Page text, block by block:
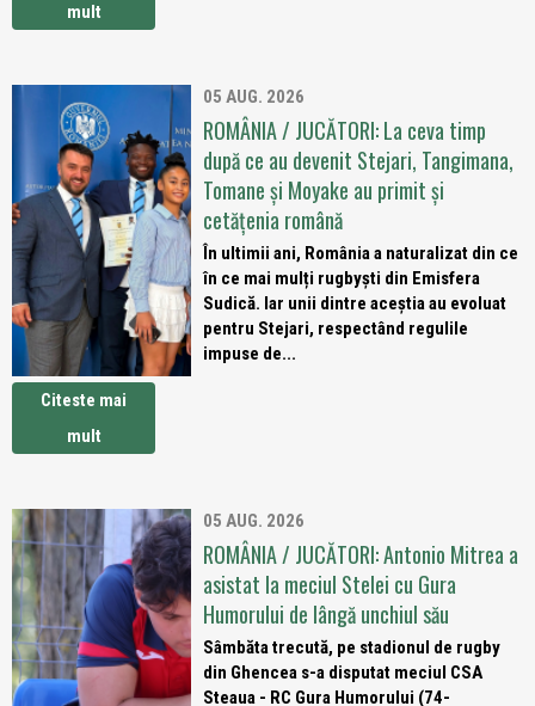
mult
05 AUG. 2026
ROMÂNIA / JUCĂTORI: La ceva timp
după ce au devenit Stejari, Tangimana,
Tomane și Moyake au primit și
cetățenia română
În ultimii ani, România a naturalizat din ce
în ce mai mulți rugbyști din Emisfera
Sudică. Iar unii dintre aceștia au evoluat
pentru Stejari, respectând regulile
impuse de...
Citeste mai
mult
05 AUG. 2026
ROMÂNIA / JUCĂTORI: Antonio Mitrea a
asistat la meciul Stelei cu Gura
Humorului de lângă unchiul său
Sâmbăta trecută, pe stadionul de rugby
din Ghencea s-a disputat meciul CSA
Steaua - RC Gura Humorului (74-